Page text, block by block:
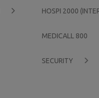
HOSPI 2000
MEDICALL 800
SECURITY